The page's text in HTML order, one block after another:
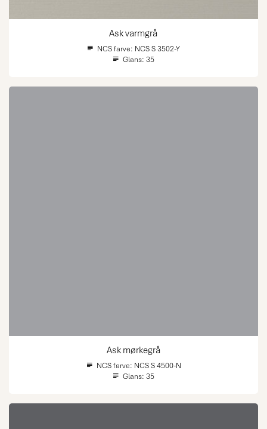
Ask varmgrå
NCS farve: NCS S 3502-Y
Glans:35
Ask mørkegrå
NCS farve: NCS S 4500-N
Glans:35